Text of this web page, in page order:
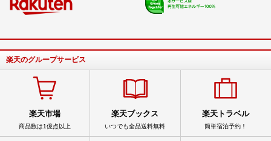
楽天のグループサービス
楽天市場
商品数は1億点以上
楽天ブックス
いつでも全品送料無料
楽天トラベル
簡単宿泊予約！